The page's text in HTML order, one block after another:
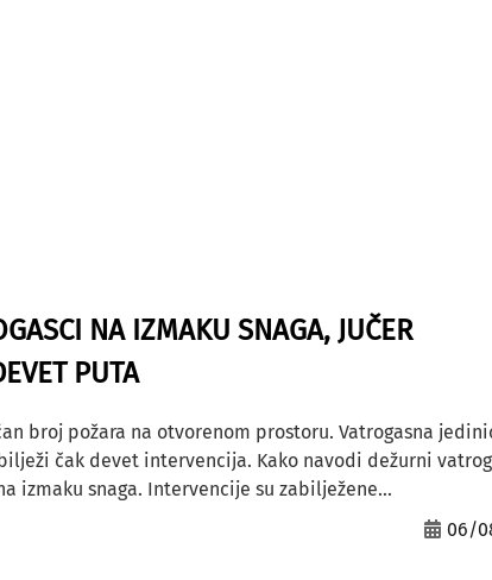
NA IZMAKU SNAGA, JUČER
PUTA
broj požara na otvorenom prostoru. Vatrogasna
čak devet intervencija. Kako navodi dežurni
izmaku snaga. Intervencije su zabilježene...
06/